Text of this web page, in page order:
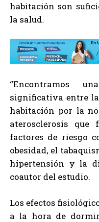
habitación son
la salud.
“Encontramos
significativa entre
habitación por la
aterosclerosis que
factores de riesgo
obesidad, el
hipertensión y la
coautor del estudio.
Los efectos
a la hora de